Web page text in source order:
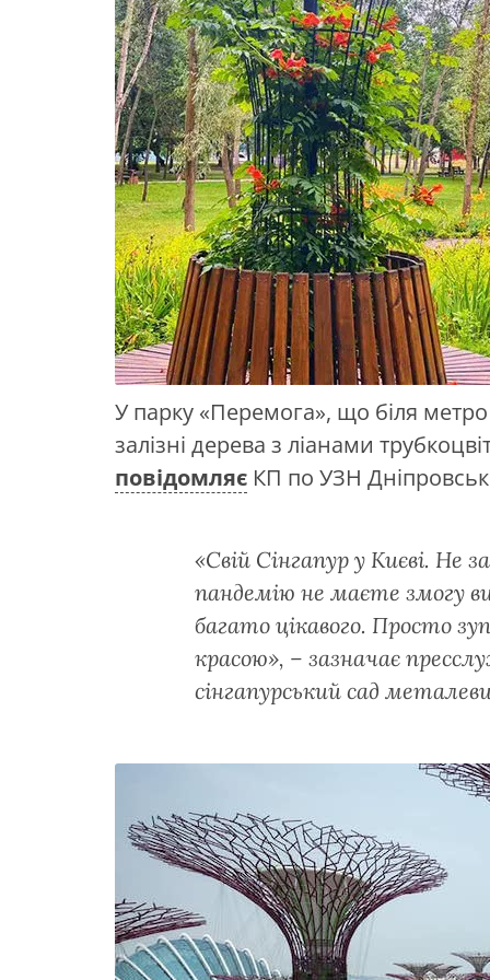
У парку «Перемога», що біля
залізні дерева з ліанами
повідомляє КП по УЗН
«Свій Сінгапур у Києві. Не
пандемію не маєте змогу
багато цікавого. Просто
красою», – зазначає
сінгапурський сад